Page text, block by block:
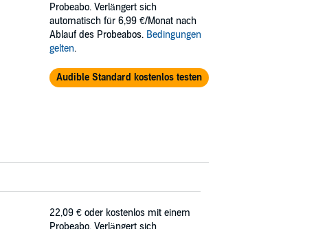
Probeabo. Verlängert sich
automatisch für 6,99 €/Monat nach
Ablauf des Probeabos. Bedingungen
gelten.
Audible Standard kostenlos testen
22,09 € oder kostenlos mit einem
Probeabo. Verlängert sich